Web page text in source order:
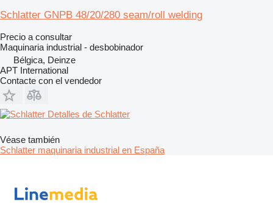
Schlatter GNPB 48/20/280 seam/roll welding
Precio a consultar
Maquinaria industrial - desbobinador
Bélgica, Deinze
APT International
Contacte con el vendedor
Detalles de Schlatter
Véase también
Schlatter maquinaria industrial en España